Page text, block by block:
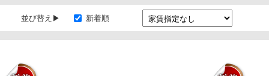
並び替え 新着順